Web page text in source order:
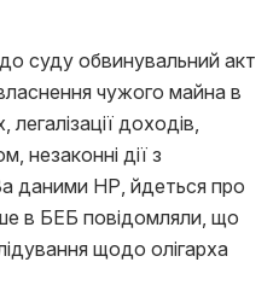
суду обвинувальний акт
чужого майна в
доходів,
незаконні дії з
даними НР, йдеться про
в БЕБ повідомляли, що
щодо олігарха